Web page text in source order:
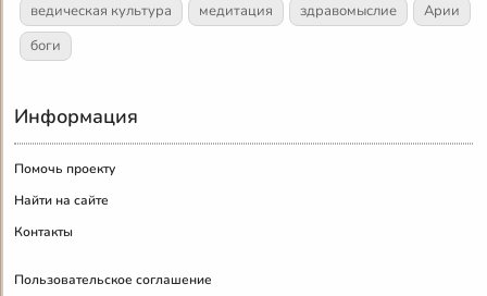
ведическая культура
медитация здравомыслие
Арии
боги
Информация
Помочь проекту
Найти на сайте
Контакты
Пользовательское соглашение